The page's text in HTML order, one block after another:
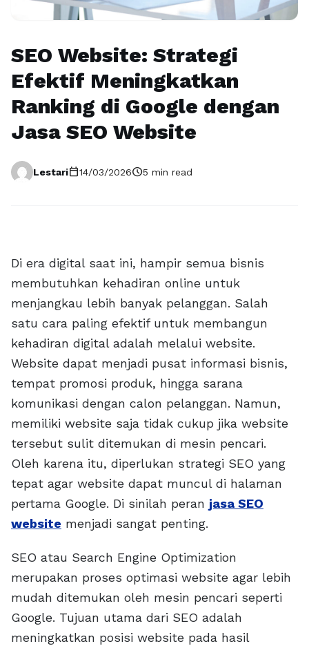
SEO Website: Strategi
Efektif Meningkatkan
Ranking di Google dengan
Jasa SEO Website
Lestaricalendar_today14/03/2026schedule5 min read
Di era digital saat ini, hampir semua bisnis
membutuhkan kehadiran online untuk
menjangkau lebih banyak pelanggan. Salah
satu cara paling efektif untuk membangun
kehadiran digital adalah melalui website.
Website dapat menjadi pusat informasi bisnis,
tempat promosi produk, hingga sarana
komunikasi dengan calon pelanggan. Namun,
memiliki website saja tidak cukup jika website
tersebut sulit ditemukan di mesin pencari.
Oleh karena itu, diperlukan strategi SEO yang
tepat agar website dapat muncul di halaman
pertama Google. Di sinilah peran jasa SEO
website menjadi sangat penting.
SEO atau Search Engine Optimization
merupakan proses optimasi website agar lebih
mudah ditemukan oleh mesin pencari seperti
Google. Tujuan utama dari SEO adalah
meningkatkan posisi website pada hasil